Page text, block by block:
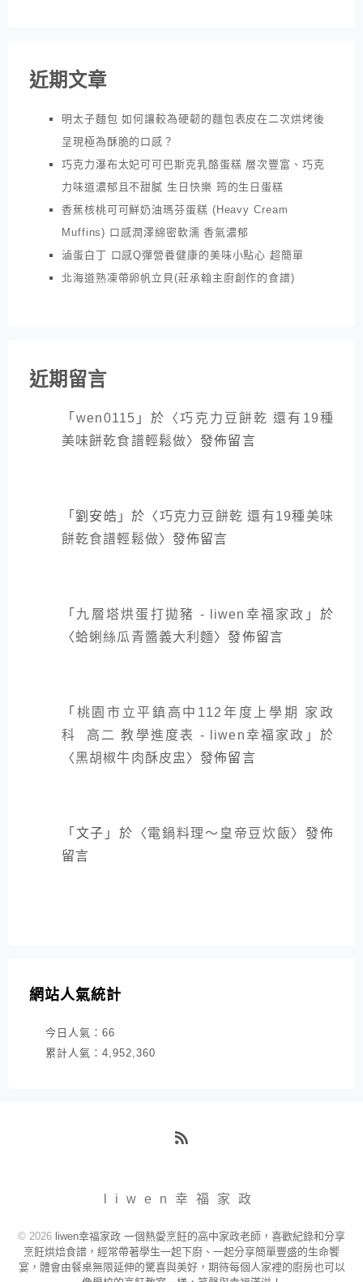
近期文章
明太子麵包 如何讓較為硬韌的麵包表皮在二次烘烤後
呈現極為酥脆的口感？
巧克力瀑布太妃可可巴斯克乳酪蛋糕 層次豐富、巧克
力味道濃郁且不甜膩 生日快樂 筠的生日蛋糕
香蕉核桃可可鮮奶油瑪芬蛋糕 (Heavy Cream
Muffins) 口感潤澤綿密軟濡 香氣濃郁
滷蛋白丁 口感Q彈營養健康的美味小點心 超簡單
北海道熟凍帶卵帆立貝(莊承翰主廚創作的食譜)
近期留言
「wen0115 」於〈巧克力豆餅乾 還有19種
美味餅乾食譜輕鬆做〉發佈留言
「劉安皓 」於〈巧克力豆餅乾 還有19種美味
餅乾食譜輕鬆做〉發佈留言
「 九層塔烘蛋打拋豬 - liwen幸福家政 」於
〈蛤蜊絲瓜青醬義大利麵〉發佈留言
「 桃園市立平鎮高中112年度上學期 家政
科 高二 教學進度表 - liwen幸福家政 」於
〈黑胡椒牛肉酥皮盅 〉發佈留言
「 文子 」於〈電鍋料理～皇帝豆炊飯〉發佈
留言
網站人氣統計
今日人氣： 66
累計人氣： 4,952,360
liwen幸福家政
© 2026 liwen幸福家政 一個熱愛烹飪的高中家政老師，喜歡紀錄和分享
烹飪烘焙食譜，經常帶著學生一起下廚、一起分享簡單豐盛的生命饗
宴，體會由餐桌無限延伸的驚喜與美好，期待每個人家裡的廚房也可以